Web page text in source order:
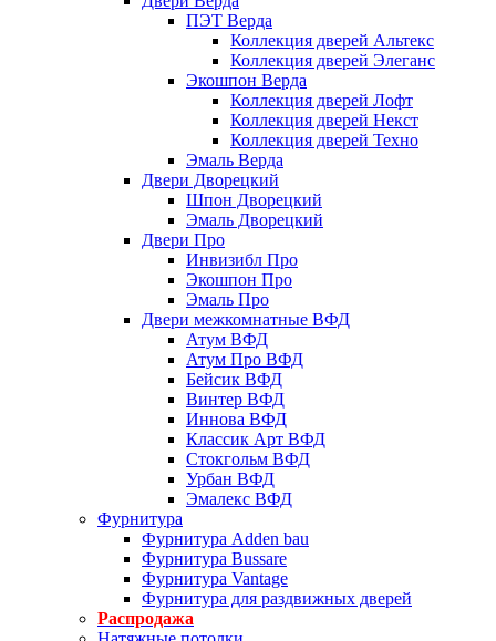
ПЭТ Верда
Коллекция дверей Альтекс
Коллекция дверей Элеганс
Экошпон Верда
Коллекция дверей Лофт
Коллекция дверей Некст
Коллекция дверей Техно
Эмаль Верда
Двери Дворецкий
Шпон Дворецкий
Эмаль Дворецкий
Двери Про
Инвизибл Про
Экошпон Про
Эмаль Про
Двери межкомнатные ВФД
Атум ВФД
Атум Про ВФД
Бейсик ВФД
Винтер ВФД
Иннова ВФД
Классик Арт ВФД
Стокгольм ВФД
Урбан ВФД
Эмалекс ВФД
Фурнитура
Фурнитура Adden bau
Фурнитура Bussare
Фурнитура Vantage
Фурнитура для раздвижных дверей
Распродажа